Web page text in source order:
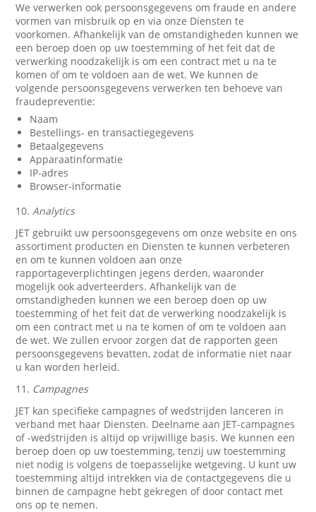
We verwerken ook persoonsgegevens om fraude en andere
vormen van misbruik op en via onze Diensten te
voorkomen. Afhankelijk van de omstandigheden kunnen we
een beroep doen op uw toestemming of het feit dat de
verwerking noodzakelijk is om een contract met u na te
komen of om te voldoen aan de wet. We kunnen de
volgende persoonsgegevens verwerken ten behoeve van
fraudepreventie:
Naam
Bestellings- en transactiegegevens
Betaalgegevens
Apparaatinformatie
IP-adres
Browser-informatie
10.Analytics
JET gebruikt uw persoonsgegevens om onze website en ons
assortiment producten en Diensten te kunnen verbeteren
en om te kunnen voldoen aan onze
rapportageverplichtingen jegens derden, waaronder
mogelijk ook adverteerders. Afhankelijk van de
omstandigheden kunnen we een beroep doen op uw
toestemming of het feit dat de verwerking noodzakelijk is
om een contract met u na te komen of om te voldoen aan
de wet. We zullen ervoor zorgen dat de rapporten geen
persoonsgegevens bevatten, zodat de informatie niet naar
u kan worden herleid.
11. Campagnes
JET kan specifieke campagnes of wedstrijden lanceren in
verband met haar Diensten. Deelname aan JET-campagnes
of -wedstrijden is altijd op vrijwillige basis. We kunnen een
beroep doen op uw toestemming, tenzij uw toestemming
niet nodig is volgens de toepasselijke wetgeving. U kunt uw
toestemming altijd intrekken via de contactgegevens die u
binnen de campagne hebt gekregen of door contact met
ons op te nemen.